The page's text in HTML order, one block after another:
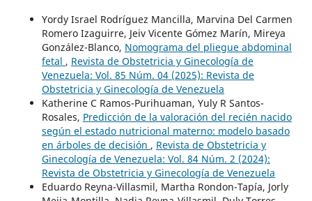
Yordy Israel Rodríguez Mancilla, Marvina Del Carmen
Romero Izaguirre, Jeiv Vicente Gómez Marín, Mireya
González-Blanco, Nomograma del pliegue abdominal
fetal , Revista de Obstetricia y Ginecología de
Venezuela: Vol. 85 Núm. 04 (2025): Revista de
Obstetricia y Ginecología de Venezuela
Katherine C Ramos-Purihuaman, Yuly R Santos-
Rosales, Predicción de la valoración del recién nacido
según el estado nutricional materno: modelo basado
en árboles de decisión , Revista de Obstetricia y
Ginecología de Venezuela: Vol. 84 Núm. 2 (2024):
Revista de Obstetricia y Ginecología de Venezuela
Eduardo Reyna-Villasmil, Martha Rondon-Tapía, Jorly